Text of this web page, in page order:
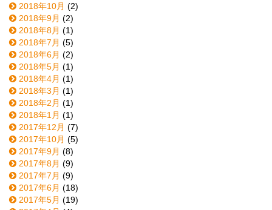
2018年10月 (2)
2018年9月 (2)
2018年8月 (1)
2018年7月 (5)
2018年6月 (2)
2018年5月 (1)
2018年4月 (1)
2018年3月 (1)
2018年2月 (1)
2018年1月 (1)
2017年12月 (7)
2017年10月 (5)
2017年9月 (8)
2017年8月 (9)
2017年7月 (9)
2017年6月 (18)
2017年5月 (19)